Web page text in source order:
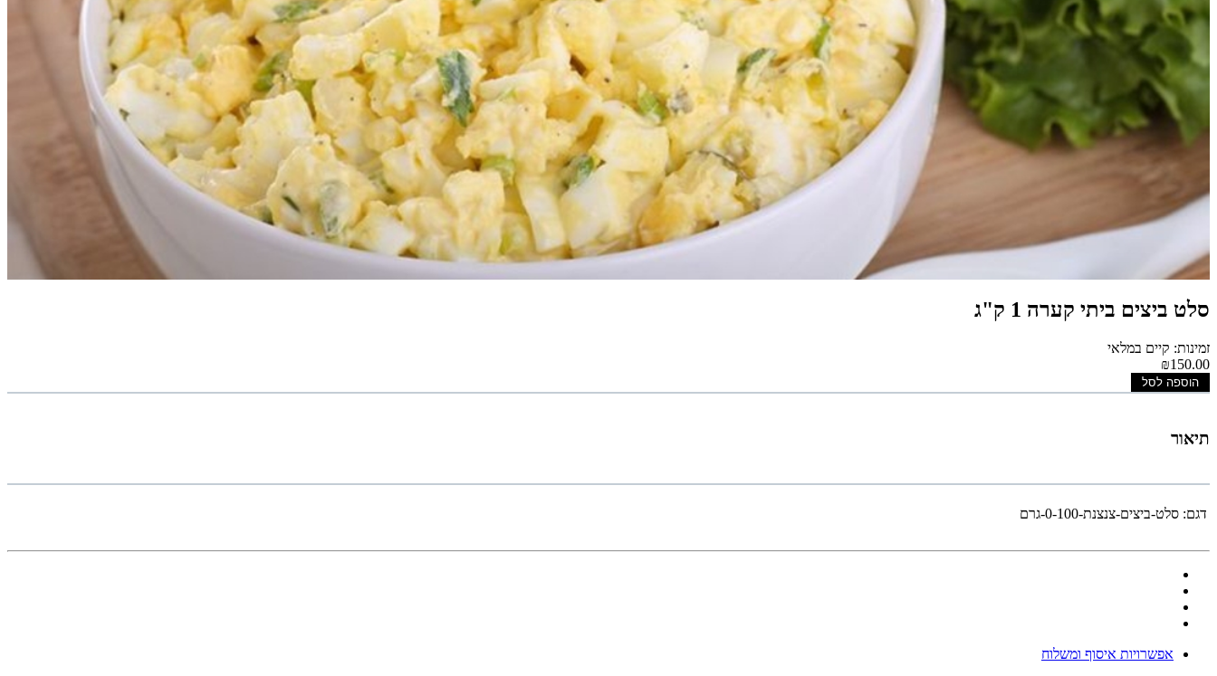
סלט ביצים ביתי קערה 1 ק"ג
זמינות: קיים במלאי
₪150.00
הוספה לסל
תיאור
דגם: סלט-ביצים-צנצנת-0-100-גרם
אפשרויות איסוף ומשלוח